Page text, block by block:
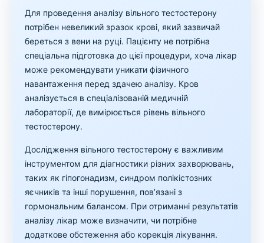
Для проведення аналізу вільного тестостерону
потрібен невеликий зразок крові, який зазвичай
береться з вени на руці. Пацієнту не потрібна
спеціальна підготовка до цієї процедури, хоча лікар
може рекомендувати уникати фізичного
навантаження перед здачею аналізу. Кров
аналізується в спеціалізованій медичній
лабораторії, де вимірюється рівень вільного
тестостерону.
Дослідження вільного тестостерону є важливим
інструментом для діагностики різних захворювань,
таких як гіпогонадизм, синдром полікістозних
яєчників та інші порушення, пов’язані з
гормональним балансом. При отриманні результатів
аналізу лікар може визначити, чи потрібне
додаткове обстеження або корекція лікування.